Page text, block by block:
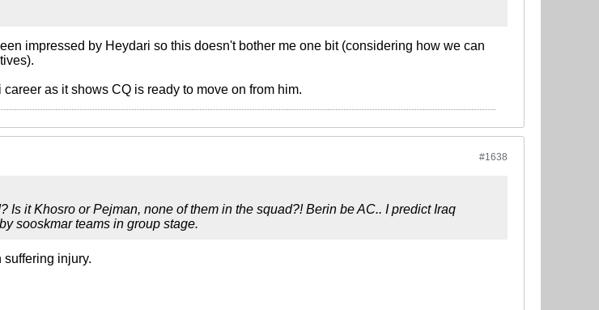
impressed by Heydari so this doesn't bother me one bit (considering how we can
as it shows CQ is ready to move on from him.
#1638
Is it Khosro or Pejman, none of them in the squad?! Berin be AC.. I predict Iraq
sooskmar teams in group stage.
injury.